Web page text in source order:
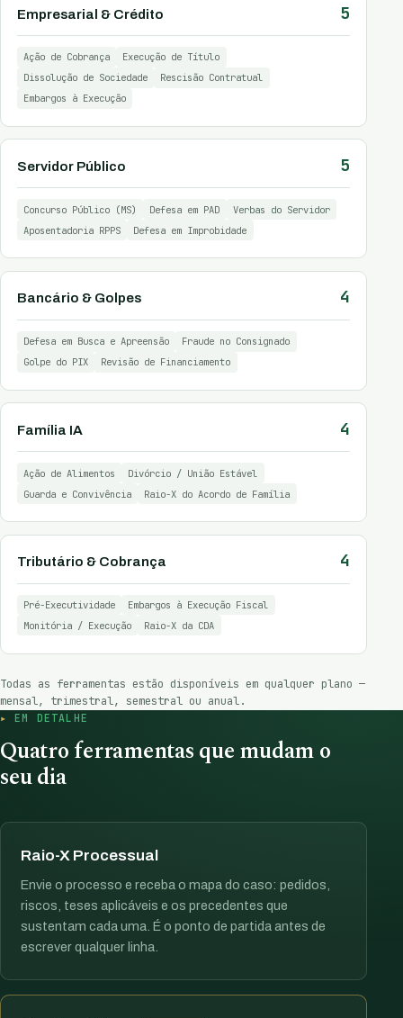
Empresarial & Crédito 5
Ação de Cobrança
Execução de Título
Dissolução de Sociedade
Rescisão Contratual
Embargos à Execução
Servidor Público 5
Concurso Público (MS) Defesa em PAD
Verbas do Servidor
Aposentadoria RPPS
Defesa em Improbidade
Bancário & Golpes 4
Defesa em Busca e Apreensão
Fraude no Consignado
Golpe do PIX
Revisão de Financiamento
Família IA 4
Ação de Alimentos
Divórcio / União Estável
Guarda e Convivência
Raio-X do Acordo de Família
Tributário & Cobrança 4
Pré-Executividade
Embargos à Execução Fiscal
Monitória / Execução
Raio-X da CDA
Todas as ferramentas estão disponíveis em qualquer plano —
mensal, trimestral, semestral ou anual.
EM DETALHE
Quatro ferramentas que mudam o
seu dia
Raio-X Processual
Envie o processo e receba o mapa do caso: pedidos,
riscos, teses aplicáveis e os precedentes que
sustentam cada uma. É o ponto de partida antes de
escrever qualquer linha.